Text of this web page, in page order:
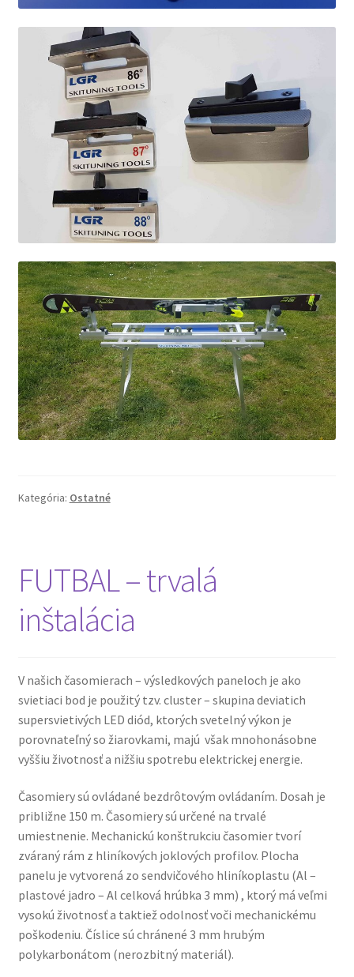
Kategória: Ostatné
FUTBAL – trvalá
inštalácia
V našich časomierach – výsledkových paneloch je ako
svietiaci bod je použitý tzv. cluster – skupina deviatich
supersvietivých LED diód, ktorých svetelný výkon je
porovnateľný so žiarovkami, majú však mnohonásobne
vyššiu životnosť a nižšiu spotrebu elektrickej energie.
Časomiery sú ovládané bezdrôtovým ovládaním. Dosah je
približne 150 m. Časomiery sú určené na trvalé
umiestnenie. Mechanickú konštrukciu časomier tvorí
zváraný rám z hliníkových joklových profilov. Plocha
panelu je vytvorená zo sendvičového hliníkoplastu (Al –
plastové jadro – Al celková hrúbka 3 mm) , ktorý má veľmi
vysokú životnosť a taktiež odolnosť voči mechanickému
poškodeniu. Číslice sú chránené 3 mm hrubým
polykarbonátom (nerozbitný materiál).